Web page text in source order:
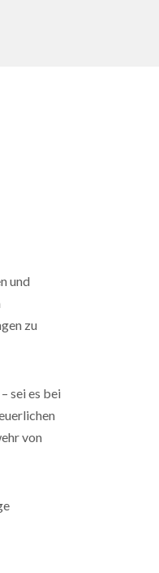
und
zu
sei es bei
von